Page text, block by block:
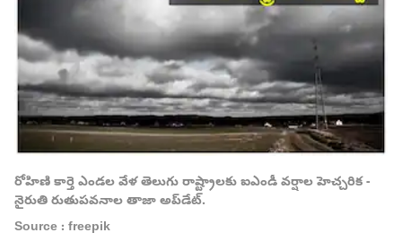
రోహిణి కార్తె ఎండల వేళ తెలుగు రాష్ట్రాలకు ఐఎండీ వర్షాల హెచ్చరిక -
నైరుతి రుతుపవనాల తాజా అప్‌డేట్.
Source : freepik